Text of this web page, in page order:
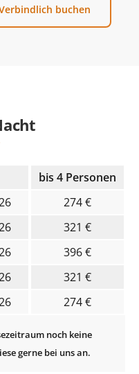
buchen
bis 4 Personen
274 €
321 €
396 €
321 €
274 €